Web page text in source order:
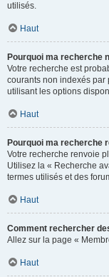
utilisés.
Haut
Pourquoi ma recherche
Votre recherche est
courants non indexés par
utilisant les options
Haut
Pourquoi ma recherche
Votre recherche renvoie
Utilisez la « Recherche
termes utilisés et des
Haut
Comment rechercher
Allez sur la page «
Haut